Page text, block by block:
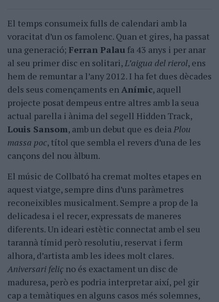
El temps consumeix fulls de calendari amb la
voracitat d’un os famolenc. Quan et gires, ha passat
una generació; Ferran Palau fa 43 anys i per anar
al seu primer disc en solitari,L’aigua del rierol, ens
hem de remuntar a l’any 2012. I ha fet dues dècades
dels seus començaments enAnímic, aquell
projecte posat dempeus entre altres amb la seua
actual parella i ànima del segell Hidden Track,
Louis Sansom, amb un debut que es deiaPlou
massa poc, títol que sembla el revers d’una de les
cançons del nou àlbum.
El músic de Collbató ha cremat moltes etapes en
aquest viatge, sempre dins d’uns paràmetres
reconeixibles musicalment. Sempre a prop de la
delicadesa i el recer, expressats de maneres
diferents. Un ideari estètic connectat amb el seu
tarannà tímid però resolutiu, reservat i ferm
alhora, d’artista amb les idees molt clares.
Aniversari feliç no és exactament un disc de
maduresa, però es podria interpretar així, pel gir
cap a temàtiques en alguns casos més solemnes,